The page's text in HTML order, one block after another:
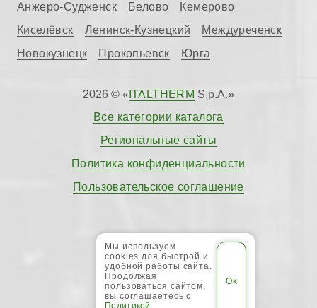
Анжеро-Судженск Белово
Кемерово
Киселёвск
Ленинск-Кузнецкий
Междуреченск
Новокузнецк
Прокопьевск Юрга
2026 © « ITALTHERM S.p.A.»
Все категории каталога
Региональные сайты
Политика конфиденциальности
Пользовательское соглашение
Мы используем
cookies для быстрой и
удобной работы сайта.
Продолжая
пользоваться сайтом,
вы соглашаетесь с
Политикой